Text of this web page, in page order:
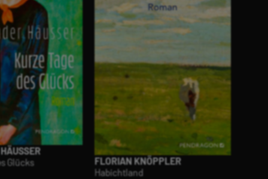
Glücks
FLORIAN KNÖPPLER
Habichtland